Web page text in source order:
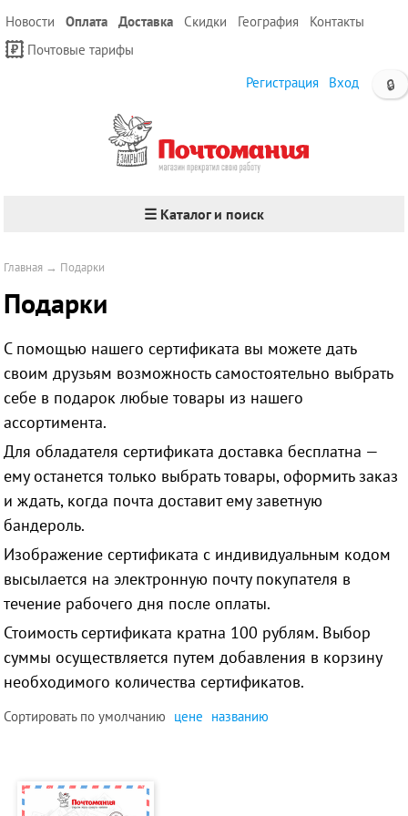
Новости Оплата Доставка Скидки География
Контакты
Почтовые тарифы
🔒
Регистрация Вход
☰ Каталог и поиск
Главная → Подарки
Подарки
С помощью нашего сертификата вы можете дать
своим друзьям возможность самостоятельно выбрать
себе в подарок любые товары из нашего
ассортимента.
Для обладателя сертификата доставка бесплатна —
ему останется только выбрать товары, оформить заказ
и ждать, когда почта доставит ему заветную
бандероль.
Изображение сертификата с индивидуальным кодом
высылается на электронную почту покупателя в
течение рабочего дня после оплаты.
Стоимость сертификата кратна 100 рублям. Выбор
суммы осуществляется путем добавления в корзину
необходимого количества сертификатов.
Сортировать поумолчанию цене названию